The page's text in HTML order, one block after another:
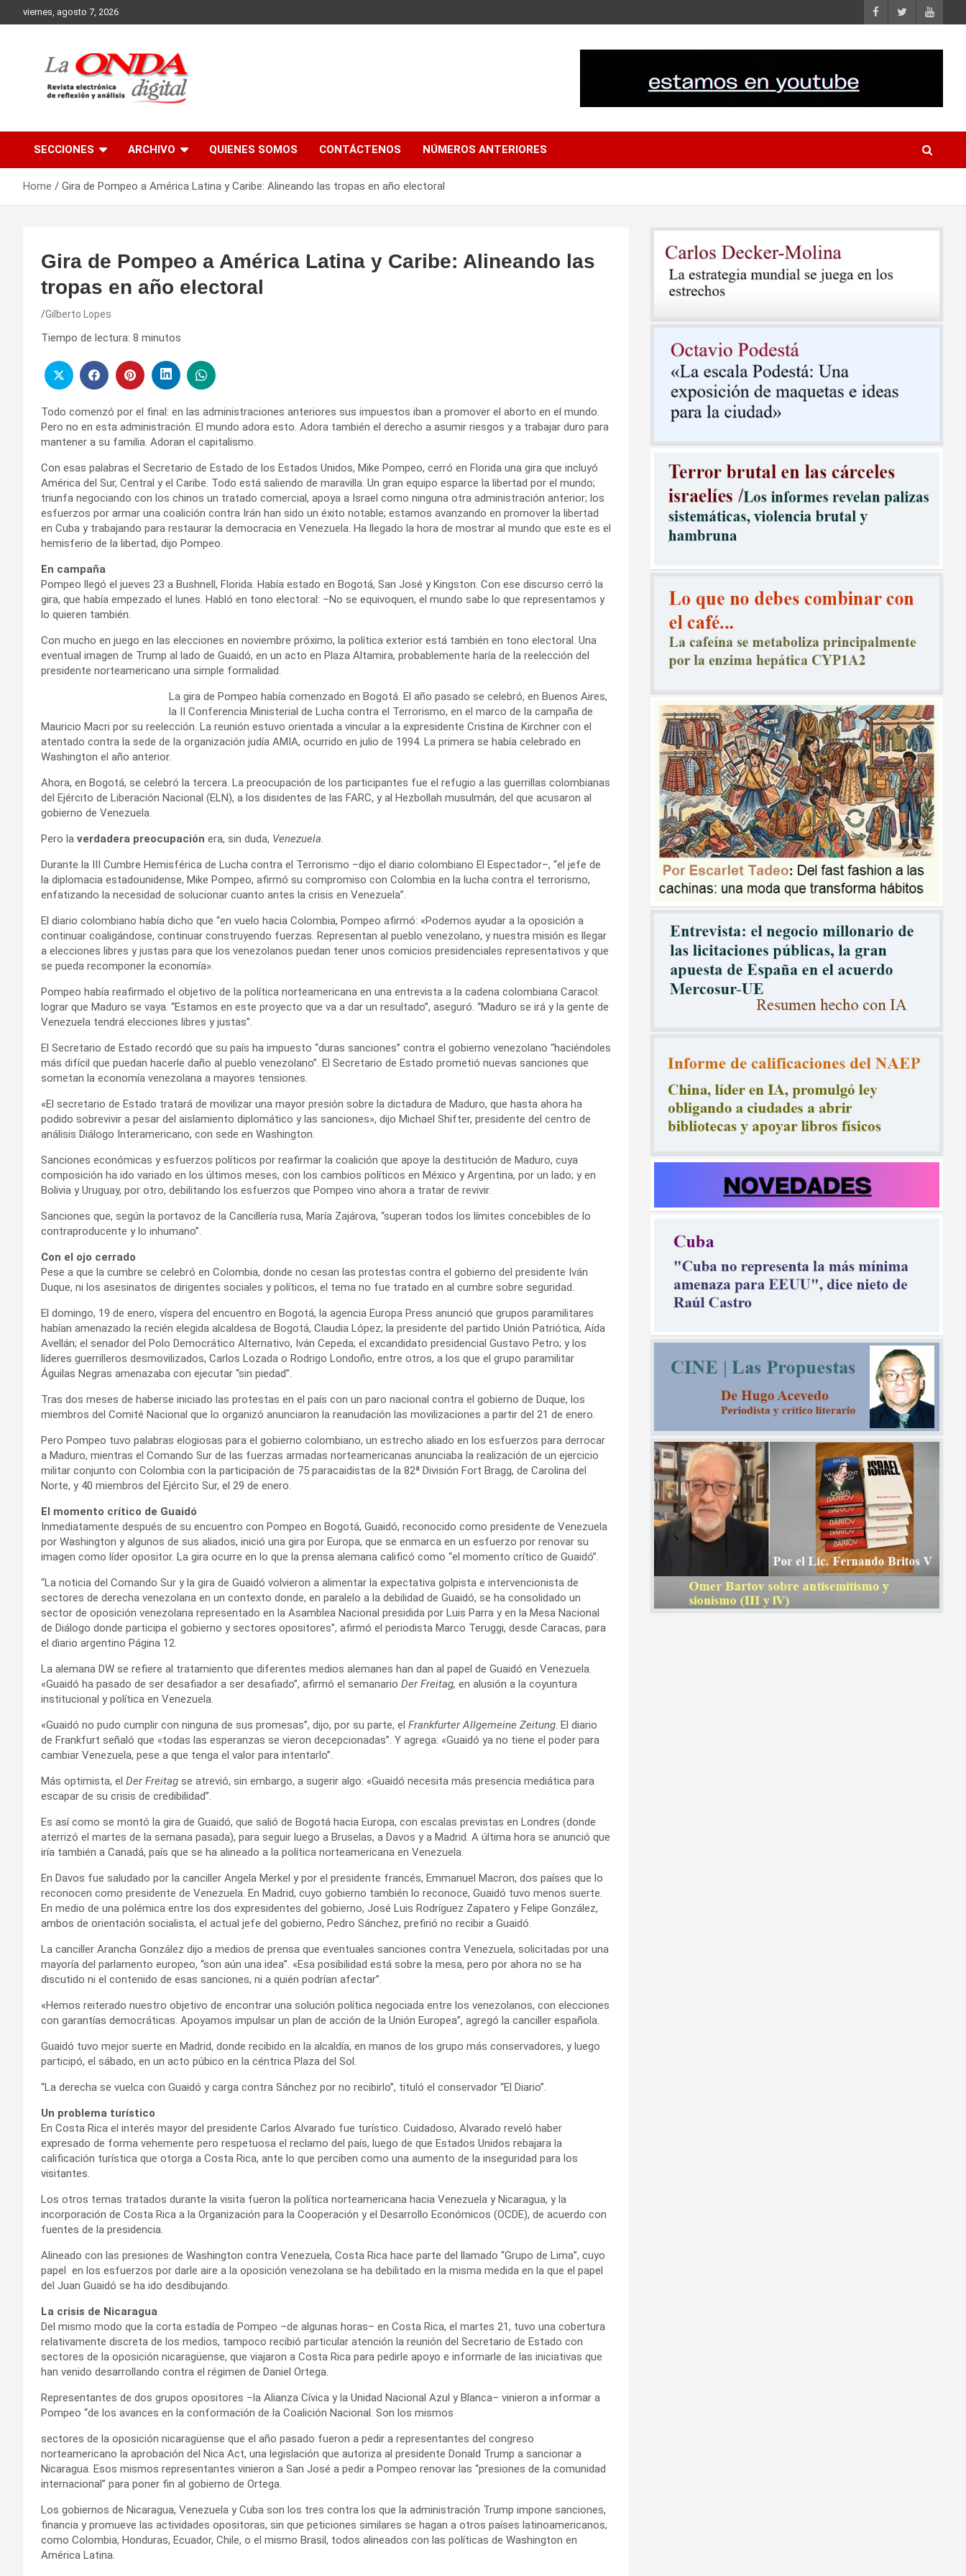
to
viernes, agosto 7, 2026
SECCIONES ARCHIVO QUIENES SOMOS CONTÁCTENOS NÚMEROS ANTERIORES
Home Gira de Pompeo a América Latina y Caribe: Alineando las tropas en año electoral
Gira de Pompeo a América Latina y Caribe: Alineando las
tropas en año electoral
Gilberto Lopes
Tiempo de lectura: 8 minutos
Todo comenzó por el final: en las administraciones anteriores sus impuestos iban a promover el aborto en el mundo.
Pero no en esta administración. El mundo adora esto. Adora también el derecho a asumir riesgos y a trabajar duro para
mantener a su familia. Adoran el capitalismo.
Con esas palabras el Secretario de Estado de los Estados Unidos, Mike Pompeo, cerró en Florida una gira que incluyó
América del Sur, Central y el Caribe. Todo está saliendo de maravilla. Un gran equipo esparce la libertad por el mundo;
triunfa negociando con los chinos un tratado comercial, apoya a Israel como ninguna otra administración anterior; los
esfuerzos por armar una coalición contra Irán han sido un éxito notable; estamos avanzando en promover la libertad
en Cuba y trabajando para restaurar la democracia en Venezuela. Ha llegado la hora de mostrar al mundo que este es el
hemisferio de la libertad, dijo Pompeo.
En campaña
Pompeo llegó el jueves 23 a Bushnell, Florida. Había estado en Bogotá, San José y Kingston. Con ese discurso cerró la
gira, que había empezado el lunes. Habló en tono electoral: –No se equivoquen, el mundo sabe lo que representamos y
lo quieren también.
Con mucho en juego en las elecciones en noviembre próximo, la política exterior está también en tono electoral. Una
eventual imagen de Trump al lado de Guaidó, en un acto en Plaza Altamira, probablemente haría de la reelección del
presidente norteamericano una simple formalidad.
La gira de Pompeo había comenzado en Bogotá. El año pasado se celebró, en Buenos Aires,
la II Conferencia Ministerial de Lucha contra el Terrorismo, en el marco de la campaña de
Mauricio Macri por su reelección. La reunión estuvo orientada a vincular a la expresidente Cristina de Kirchner con el
atentado contra la sede de la organización judía AMIA, ocurrido en julio de 1994. La primera se había celebrado en
Washington el año anterior.
Ahora, en Bogotá, se celebró la tercera. La preocupación de los participantes fue el refugio a las guerrillas colombianas
del Ejército de Liberación Nacional (ELN), a los disidentes de las FARC, y al Hezbollah musulmán, del que acusaron al
gobierno de Venezuela.
Pero la verdadera preocupación era, sin duda, Venezuela
Durante la III Cumbre Hemisférica de Lucha contra el Terrorismo –dijo el diario colombiano El Espectador–, “el jefe de
la diplomacia estadounidense, Mike Pompeo, afirmó su compromiso con Colombia en la lucha contra el terrorismo,
enfatizando la necesidad de solucionar cuanto antes la crisis en Venezuela”.
El diario colombiano había dicho que “en vuelo hacia Colombia, Pompeo afirmó: «Podemos ayudar a la oposición a
continuar coaligándose, continuar construyendo fuerzas. Representan al pueblo venezolano, y nuestra misión es llegar
a elecciones libres y justas para que los venezolanos puedan tener unos comicios presidenciales representativos y que
se pueda recomponer la economía».
Pompeo había reafirmado el objetivo de la política norteamericana en una entrevista a la cadena colombiana Caracol:
lograr que Maduro se vaya. “Estamos en este proyecto que va a dar un resultado”, aseguró. “Maduro se irá y la gente de
Venezuela tendrá elecciones libres y justas”.
El Secretario de Estado recordó que su país ha impuesto “duras sanciones” contra el gobierno venezolano “haciéndoles
más difícil que puedan hacerle daño al pueblo venezolano”. El Secretario de Estado prometió nuevas sanciones que
sometan la economía venezolana a mayores tensiones.
«El secretario de Estado tratará de movilizar una mayor presión sobre la dictadura de Maduro, que hasta ahora ha
podido sobrevivir a pesar del aislamiento diplomático y las sanciones», dijo Michael Shifter, presidente del centro de
análisis Diálogo Interamericano, con sede en Washington.
Sanciones económicas y esfuerzos políticos por reafirmar la coalición que apoye la destitución de Maduro, cuya
composición ha ido variado en los últimos meses, con los cambios políticos en México y Argentina, por un lado; y en
Bolivia y Uruguay, por otro, debilitando los esfuerzos que Pompeo vino ahora a tratar de revivir.
Sanciones que, según la portavoz de la Cancillería rusa, María Zajárova, “superan todos los límites concebibles de lo
contraproducente y lo inhumano”.
Con el ojo cerrado
Pese a que la cumbre se celebró en Colombia, donde no cesan las protestas contra el gobierno del presidente Iván
Duque, ni los asesinatos de dirigentes sociales y políticos, el tema no fue tratado en al cumbre sobre seguridad.
El domingo, 19 de enero, víspera del encuentro en Bogotá, la agencia Europa Press anunció que grupos paramilitares
habían amenazado la recién elegida alcaldesa de Bogotá, Claudia López; la presidente del partido Unión Patriótica, Aída
Avellán; el senador del Polo Democrático Alternativo, Iván Cepeda; el excandidato presidencial Gustavo Petro; y los
líderes guerrilleros desmovilizados, Carlos Lozada o Rodrigo Londoño, entre otros, a los que el grupo paramilitar
Águilas Negras amenazaba con ejecutar “sin piedad”.
Tras dos meses de haberse iniciado las protestas en el país con un paro nacional contra el gobierno de Duque, los
miembros del Comité Nacional que lo organizó anunciaron la reanudación las movilizaciones a partir del 21 de enero.
Pero Pompeo tuvo palabras elogiosas para el gobierno colombiano, un estrecho aliado en los esfuerzos para derrocar
a Maduro, mientras el Comando Sur de las fuerzas armadas norteamericanas anunciaba la realización de un ejercicio
militar conjunto con Colombia con la participación de 75 paracaidistas de la 82ª División Fort Bragg, de Carolina del
Norte, y 40 miembros del Ejército Sur, el 29 de enero.
El momento crítico de Guaidó
Inmediatamente después de su encuentro con Pompeo en Bogotá, Guaidó, reconocido como presidente de Venezuela
por Washington y algunos de sus aliados, inició una gira por Europa, que se enmarca en un esfuerzo por renovar su
imagen como líder opositor. La gira ocurre en lo que la prensa alemana calificó como “el momento crítico de Guaidó”.
“La noticia del Comando Sur y la gira de Guaidó volvieron a alimentar la expectativa golpista e intervencionista de
sectores de derecha venezolana en un contexto donde, en paralelo a la debilidad de Guaidó, se ha consolidado un
sector de oposición venezolana representado en la Asamblea Nacional presidida por Luis Parra y en la Mesa Nacional
de Diálogo donde participa el gobierno y sectores opositores”, afirmó el periodista Marco Teruggi, desde Caracas, para
el diario argentino Página 12.
La alemana DW se refiere al tratamiento que diferentes medios alemanes han dan al papel de Guaidó en Venezuela.
«Guaidó ha pasado de ser desafiador a ser desafiado”, afirmó el semanario Der Freitag, en alusión a la coyuntura
institucional y política en Venezuela.
«Guaidó no pudo cumplir con ninguna de sus promesas”, dijo, por su parte, el Frankfurter Allgemeine Zeitung . El diario
de Frankfurt señaló que «todas las esperanzas se vieron decepcionadas”. Y agrega: «Guaidó ya no tiene el poder para
cambiar Venezuela, pese a que tenga el valor para intentarlo”.
Más optimista, el Der Freitag se atrevió, sin embargo, a sugerir algo: «Guaidó necesita más presencia mediática para
escapar de su crisis de credibilidad”.
Es así como se montó la gira de Guaidó, que salió de Bogotá hacia Europa, con escalas previstas en Londres (donde
aterrizó el martes de la semana pasada), para seguir luego a Bruselas, a Davos y a Madrid. A última hora se anunció que
iría también a Canadá, país que se ha alineado a la política norteamericana en Venezuela.
En Davos fue saludado por la canciller Angela Merkel y por el presidente francés, Emmanuel Macron, dos países que lo
reconocen como presidente de Venezuela. En Madrid, cuyo gobierno también lo reconoce, Guaidó tuvo menos suerte.
En medio de una polémica entre los dos expresidentes del gobierno, José Luis Rodríguez Zapatero y Felipe González,
ambos de orientación socialista, el actual jefe del gobierno, Pedro Sánchez, prefirió no recibir a Guaidó.
La canciller Arancha González dijo a medios de prensa que eventuales sanciones contra Venezuela, solicitadas por una
mayoría del parlamento europeo, “son aún una idea”. «Esa posibilidad está sobre la mesa, pero por ahora no se ha
discutido ni el contenido de esas sanciones, ni a quién podrían afectar”.
«Hemos reiterado nuestro objetivo de encontrar una solución política negociada entre los venezolanos, con elecciones
con garantías democráticas. Apoyamos impulsar un plan de acción de la Unión Europea”, agregó la canciller española.
Guaidó tuvo mejor suerte en Madrid, donde recibido en la alcaldía, en manos de los grupo más conservadores, y luego
participó, el sábado, en un acto púbico en la céntrica Plaza del Sol.
“La derecha se vuelca con Guaidó y carga contra Sánchez por no recibirlo”, tituló el conservador “El Diario”.
Un problema turístico
En Costa Rica el interés mayor del presidente Carlos Alvarado fue turístico. Cuidadoso, Alvarado reveló haber
expresado de forma vehemente pero respetuosa el reclamo del país, luego de que Estados Unidos rebajara la
calificación turística que otorga a Costa Rica, ante lo que perciben como una aumento de la inseguridad para los
visitantes.
Los otros temas tratados durante la visita fueron la política norteamericana hacia Venezuela y Nicaragua, y la
incorporación de Costa Rica a la Organización para la Cooperación y el Desarrollo Económicos (OCDE), de acuerdo con
fuentes de la presidencia.
Alineado con las presiones de Washington contra Venezuela, Costa Rica hace parte del llamado “Grupo de Lima”, cuyo
papel en los esfuerzos por darle aire a la oposición venezolana se ha debilitado en la misma medida en la que el papel
del Juan Guaidó se ha ido desdibujando.
La crisis de Nicaragua
Del mismo modo que la corta estadía de Pompeo –de algunas horas– en Costa Rica, el martes 21, tuvo una cobertura
relativamente discreta de los medios, tampoco recibió particular atención la reunión del Secretario de Estado con
sectores de la oposición nicaragüense, que viajaron a Costa Rica para pedirle apoyo e informarle de las iniciativas que
han venido desarrollando contra el régimen de Daniel Ortega.
Representantes de dos grupos opositores –la Alianza Cívica y la Unidad Nacional Azul y Blanca– vinieron a informar a
Pompeo “de los avances en la conformación de la Coalición Nacional. Son los mismos
sectores de la oposición nicaragüense que el año pasado fueron a pedir a representantes del congreso
norteamericano la aprobación del Nica Act, una legislación que autoriza al presidente Donald Trump a sancionar a
Nicaragua. Esos mismos representantes vinieron a San José a pedir a Pompeo renovar las “presiones de la comunidad
internacional” para poner fin al gobierno de Ortega.
Los gobiernos de Nicaragua, Venezuela y Cuba son los tres contra los que la administración Trump impone sanciones,
financia y promueve las actividades opositoras, sin que peticiones similares se hagan a otros países latinoamericanos,
como Colombia, Honduras, Ecuador, Chile, o el mismo Brasil, todos alineados con las políticas de Washington en
América Latina.